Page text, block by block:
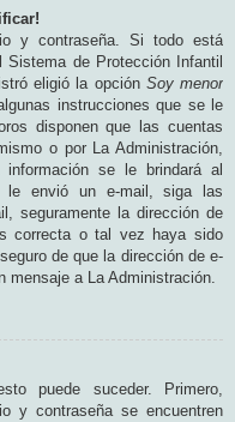
y contraseña. Si todo está
de Protección Infantil
eligió la opción Soy menor
instrucciones que se le
disponen que las cuentas
o por La Administración,
se le brindará al
envió un e-mail, siga las
seguramente la dirección de
correcta o tal vez haya sido
de que la dirección de e-
mensaje a La Administración.
puede suceder. Primero,
y contraseña se encuentren